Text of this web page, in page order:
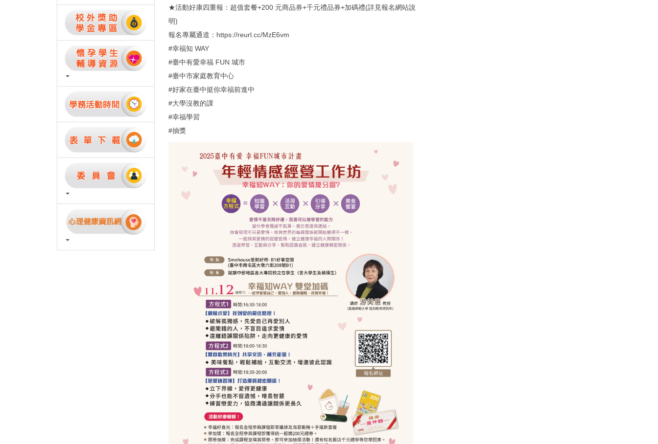
★活動好康四重報：超值套餐+200 元商品券+千元禮品券+加碼禮(詳見報名網站說
明)
報名專屬通道：https://reurl.cc/MzE6vm
#幸福知 WAY
#臺中有愛幸福 FUN 城市
#臺中市家庭教育中心
#好家在臺中挺你幸福前進中
#大學沒教的課
#幸福學習
#抽獎